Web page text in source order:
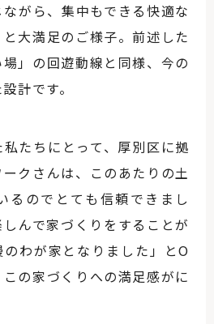
ながら、集中もできる快適な
大満足のご様子。前述した
場」の回遊動線と同様、今の
設計です。
私たちにとって、厚別区に拠
クさんは、このあたりの土
るのでとても信頼できまし
んで家づくりをすることが
わが家となりました」とO
の家づくりへの満足感がに